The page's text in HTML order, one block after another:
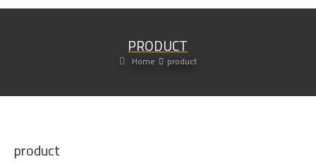
PRODUCT
Home product
product